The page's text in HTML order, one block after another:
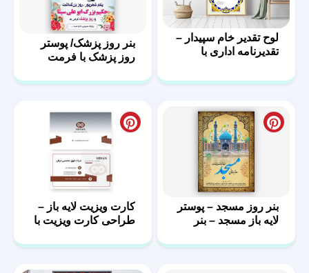
لوح تقدیر خام سپیدار –
تقدیرنامه اداری با
بنر روز پزشک/ پوستر
روز پزشک با فرمت
بنر روز مسجد – پوستر
لایه باز مسجد – بنر
کارت ویزیت لایه باز –
طراحی کارت ویزیت با